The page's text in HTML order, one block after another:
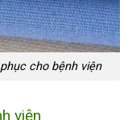
cho bệnh viện
viện